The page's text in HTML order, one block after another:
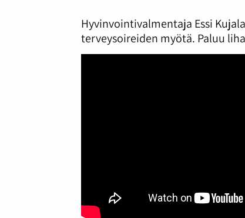
Hyvinvointivalmentaja Essi
terveysoireiden myötä. Paluu